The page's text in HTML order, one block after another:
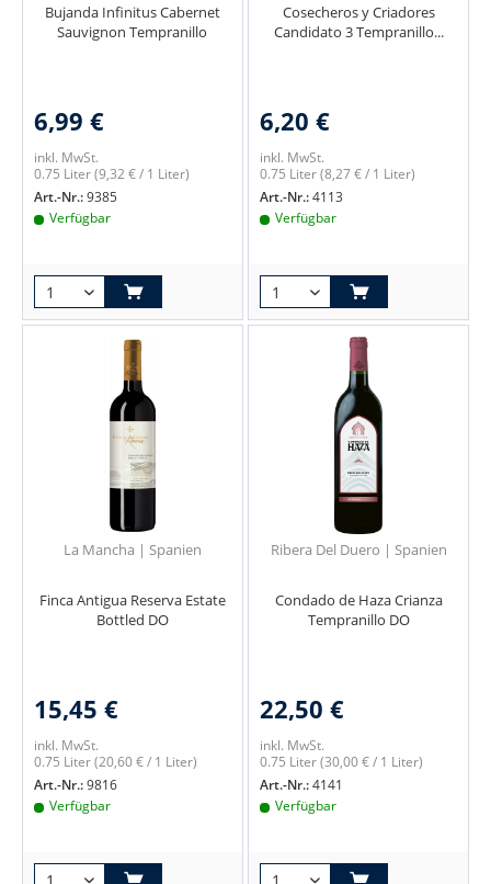
Bujanda Infinitus Cabernet
Sauvignon Tempranillo
6,99 €
inkl. MwSt.
0.75 Liter(9,32 € / 1 Liter)
Art.-Nr.:9385
Verfügbar
Cosecheros y Criadores
Candidato 3 Tempranillo...
6,20 €
inkl. MwSt.
0.75 Liter(8,27 € / 1 Liter)
Art.-Nr.:4113
Verfügbar
La Mancha | Spanien
Finca Antigua Reserva Estate
Bottled DO
15,45 €
inkl. MwSt.
0.75 Liter(20,60 € / 1 Liter)
Art.-Nr.:9816
Verfügbar
Ribera Del Duero | Spanien
Condado de Haza Crianza
Tempranillo DO
22,50 €
inkl. MwSt.
0.75 Liter(30,00 € / 1 Liter)
Art.-Nr.:4141
Verfügbar